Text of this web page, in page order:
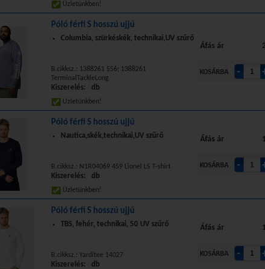
Üzletünkben!
Póló férfi S hosszú ujjú
Áfás ár
Columbia, szürkéskék, technikai,UV szűrő
B.cikksz.: 1388261 556; 1388261
TerminalTackleLong
Kiszerelés: db
Üzletünkben!
Póló férfi S hosszú ujjú
Áfás ár
Nautica,skék,technikai,UV szűrő
B.cikksz.: N1R04069 459 Lionel LS T-shirt
Kiszerelés: db
Üzletünkben!
Póló férfi S hosszú ujjú
Áfás ár
TBS, fehér, technikai, 50 UV szűrő
B.cikksz.: Yarditee 14027
Kiszerelés: db